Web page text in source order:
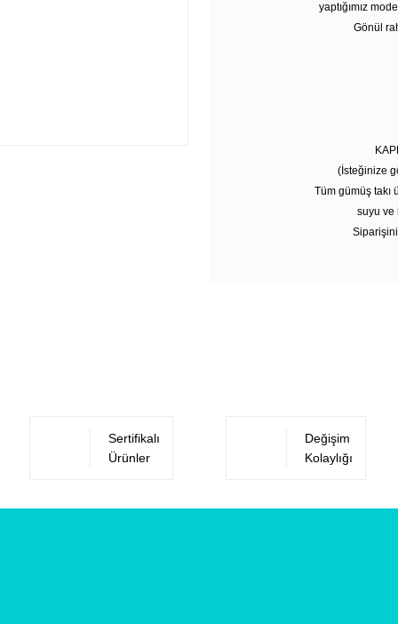
yaptığımız
Gönül
(İsteğinize
Tüm gümüş takı
suyu ve
Sertifikalı
Ürünler
Değişim
Kolaylığı